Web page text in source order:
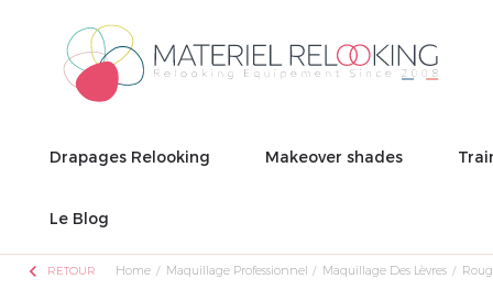
Drapages Relooking Makeover shades
Le Blog
chevron_left RETOUR Home Maquillage Professionnel Maquillage Des Lèvres